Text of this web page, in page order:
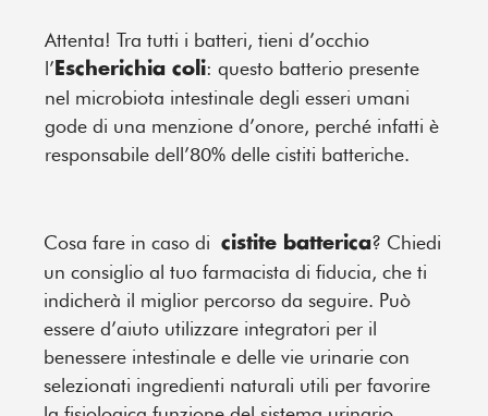
Attenta! Tra tutti i batteri, tieni d’occhio
l’ Escherichia coli: questo batterio presente
nel microbiota intestinale degli esseri umani
gode di una menzione d’onore, perché infatti è
responsabile dell’80% delle cistiti batteriche.
Cosa fare in caso dicistite batterica? Chiedi
un consiglio al tuo farmacista di fiducia, che ti
indicherà il miglior percorso da seguire. Può
essere d’aiuto utilizzare integratori per il
benessere intestinale e delle vie urinarie con
selezionati ingredienti naturali utili per favorire